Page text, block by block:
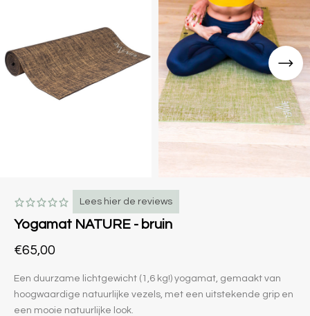
Lees hier de reviews
Yogamat NATURE - bruin
€65,00
Een duurzame lichtgewicht (1,6 kg!) yogamat, gemaakt van
hoogwaardige natuurlijke vezels, met een uitstekende grip en
een mooie natuurlijke look.